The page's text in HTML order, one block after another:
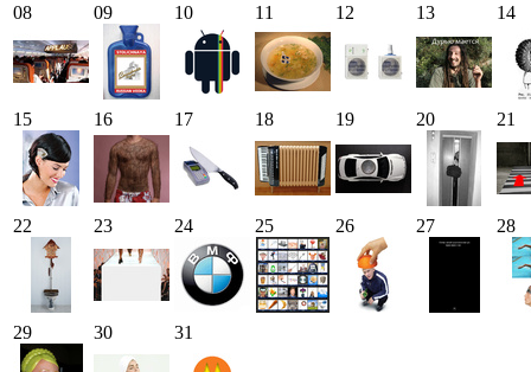
08 09 10 11 12 13 14
15 16 17 18 19 20 21
22 23 24 25 26 27 28
29 30 31